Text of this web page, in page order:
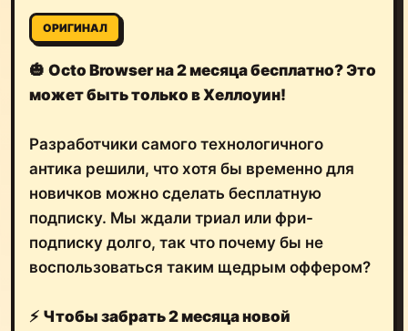
ОРИГИНАЛ
🎃 Octo Browser на 2 месяца бесплатно? Это
может быть только в Хеллоуин!
Разработчики самого технологичного
антика решили, что хотя бы временно для
новичков можно сделать бесплатную
подписку. Мы ждали триал или фри-
подписку долго, так что почему бы не
воспользоваться таким щедрым оффером?
⚡️ Чтобы забрать 2 месяца новой